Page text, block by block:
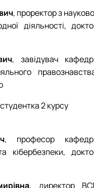
, проректор з
діяльності,
, завідувач
2 курсу
, професор
кібербезпеки,
, директор